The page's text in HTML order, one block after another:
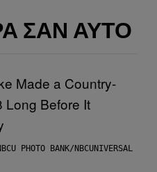
ΣΑΝ ΑΥΤΌ
PHOTO BANK/NBCUNIVERSAL